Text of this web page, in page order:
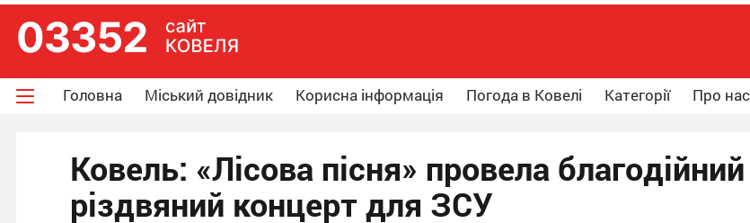
Головна Міський довідник Корисна інформація Погода в Ковелі Категорії Про нас
Ковель: «Лісова пісня» провела благодійний
різдвяний концерт для ЗСУ